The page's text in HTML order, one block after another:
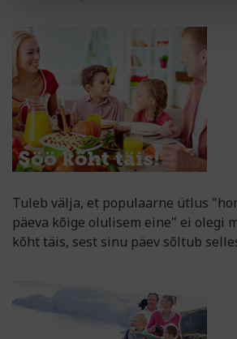
Tuleb välja, et populaarne ütlus
päeva kõige olulisem eine" ei olegi
kõht täis, sest sinu päev sõltub